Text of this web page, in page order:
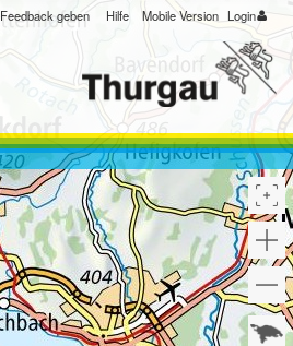
Feedback geben Hilfe Mobile Version Login